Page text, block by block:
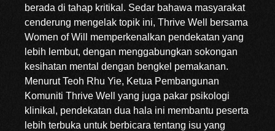
berada di tahap kritikal. Sedar bahawa masyarakat
cenderung mengelak topik ini, Thrive Well bersama
Women of Will memperkenalkan pendekatan yang
lebih lembut, dengan menggabungkan sokongan
kesihatan mental dengan bengkel pemakanan.
Menurut Teoh Rhu Yie, Ketua Pembangunan
Komuniti Thrive Well yang juga pakar psikologi
klinikal, pendekatan dua hala ini membantu peserta
lebih terbuka untuk berbicara tentang isu yang